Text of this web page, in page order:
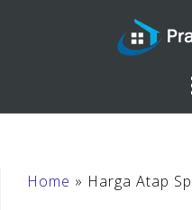
Home » Harga Atap